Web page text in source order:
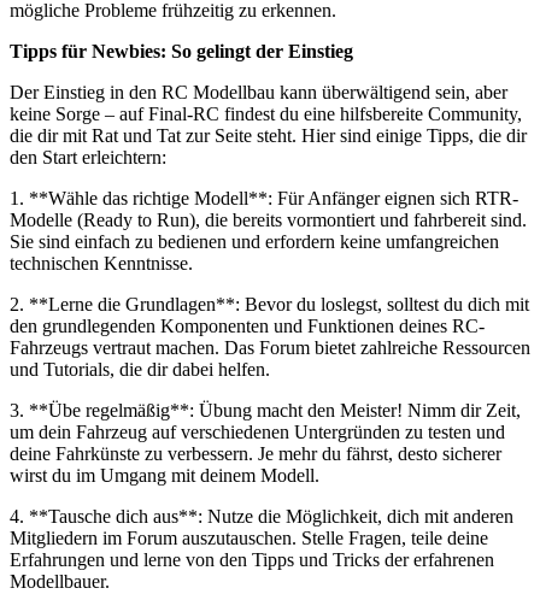
mögliche Probleme frühzeitig zu erkennen.
Tipps für Newbies: So gelingt der Einstieg
Der Einstieg in den RC Modellbau kann überwältigend sein, aber
keine Sorge – auf Final-RC findest du eine hilfsbereite Community,
die dir mit Rat und Tat zur Seite steht. Hier sind einige Tipps, die dir
den Start erleichtern:
1. **Wähle das richtige Modell**: Für Anfänger eignen sich RTR-
Modelle (Ready to Run), die bereits vormontiert und fahrbereit sind.
Sie sind einfach zu bedienen und erfordern keine umfangreichen
technischen Kenntnisse.
2. **Lerne die Grundlagen**: Bevor du loslegst, solltest du dich mit
den grundlegenden Komponenten und Funktionen deines RC-
Fahrzeugs vertraut machen. Das Forum bietet zahlreiche Ressourcen
und Tutorials, die dir dabei helfen.
3. **Übe regelmäßig**: Übung macht den Meister! Nimm dir Zeit,
um dein Fahrzeug auf verschiedenen Untergründen zu testen und
deine Fahrkünste zu verbessern. Je mehr du fährst, desto sicherer
wirst du im Umgang mit deinem Modell.
4. **Tausche dich aus**: Nutze die Möglichkeit, dich mit anderen
Mitgliedern im Forum auszutauschen. Stelle Fragen, teile deine
Erfahrungen und lerne von den Tipps und Tricks der erfahrenen
Modellbauer.